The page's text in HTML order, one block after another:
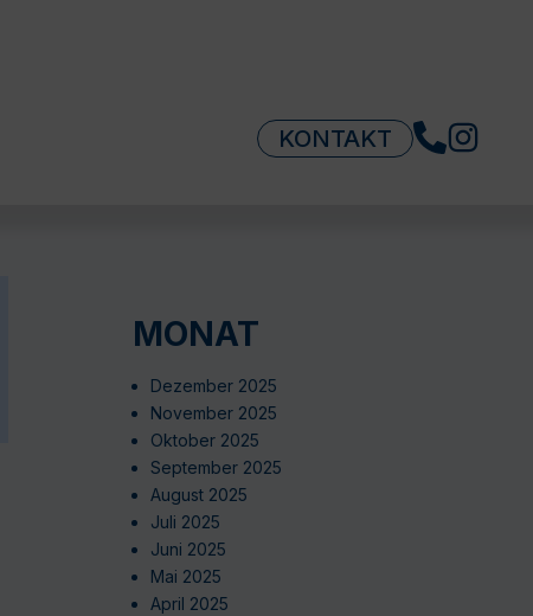
KONTAKT
MONAT
Dezember 2025
November 2025
Oktober 2025
September 2025
August 2025
Juli 2025
Juni 2025
Mai 2025
April 2025